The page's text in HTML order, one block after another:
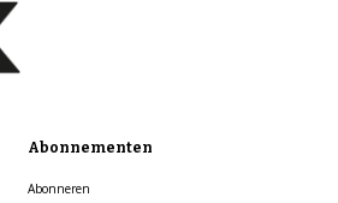
Abonnementen
Abonneren